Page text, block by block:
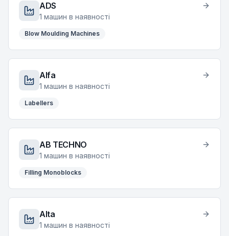
ADS
1 машин в наявності
Blow Moulding Machines
Alfa
1 машин в наявності
Labellers
AB TECHNO
1 машин в наявності
Filling Monoblocks
Alta
1 машин в наявності